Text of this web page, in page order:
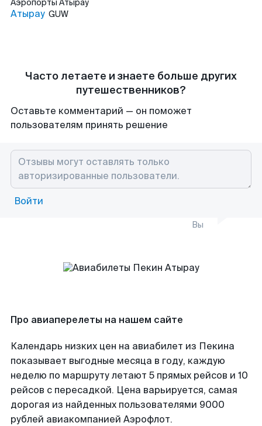
Аэропорты Атырау
Атырау GUW
Часто летаете и знаете больше других
путешественников?
Оставьте комментарий — он поможет
пользователям принять решение
Войти
Вы
Про авиаперелеты на нашем сайте
Календарь низких цен на авиабилет из Пекина
показывает выгодные месяца в году, каждую
неделю по маршруту летают 5 прямых рейсов и 10
рейсов с пересадкой. Цена варьируется, самая
дорогая из найденных пользователями 9000
рублей авиакомпанией Аэрофлот.